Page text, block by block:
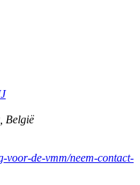
België
voor-de-vmm/neem-contact-